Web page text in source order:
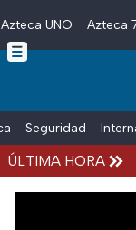
Skip to main
Azteca UNO Azteca
Seguridad
ÚLTIMA HORA